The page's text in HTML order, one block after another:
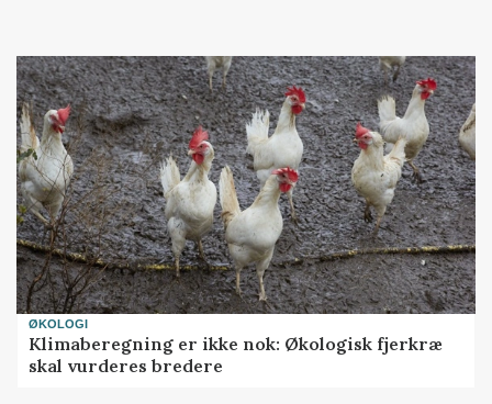
ØKOLOGI
Klimaberegning er ikke nok: Økologisk fjerkræ
skal vurderes bredere